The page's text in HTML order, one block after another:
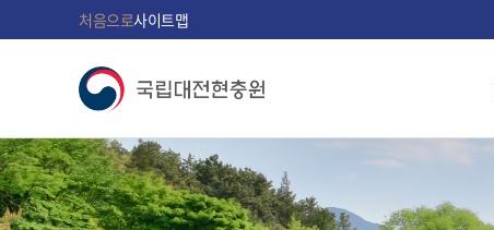
처음으로사이트맵